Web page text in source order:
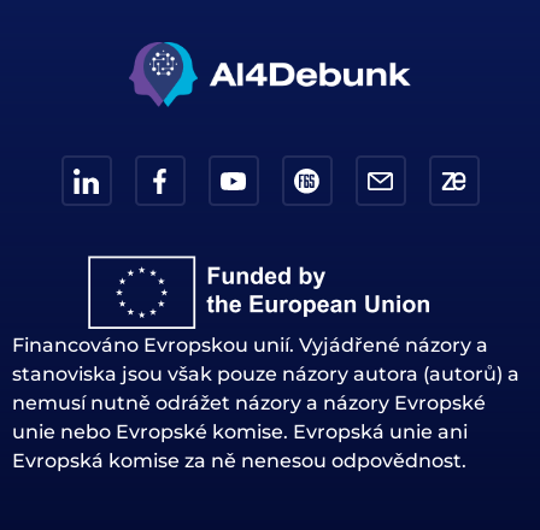
Financováno Evropskou unií. Vyjádřené názory a
stanoviska jsou však pouze názory autora (autorů) a
nemusí nutně odrážet názory a názory Evropské
unie nebo Evropské komise. Evropská unie ani
Evropská komise za ně nenesou odpovědnost.